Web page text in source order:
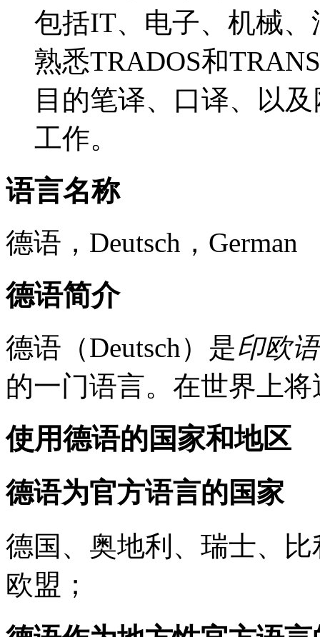
包括IT、电子、机械
熟悉TRADOS和
目的笔译、口译、以
工作。
语言名称
德语，Deutsch，German
德语简介
德语（Deutsch）是印欧
的一门语言。在世界上
使用德语的国家和地区
德语为官方语言的国家
德国、奥地利、瑞士、
欧盟；